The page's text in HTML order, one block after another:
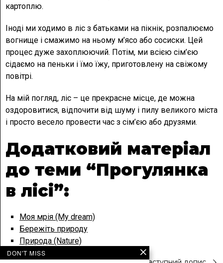
картоплю.
Іноді ми ходимо в ліс з батьками на пікнік, розпалюємо
вогнище і смажимо на ньому м’ясо або сосиски. Цей
процес дуже захоплюючий. Потім, ми всією сім’єю
сідаємо на пеньки і їмо їжу, приготовлену на свіжому
повітрі.
На мій погляд, ліс – це прекрасне місце, де можна
оздоровитися, відпочити від шуму і пилу великого міста
і просто весело провести час з сім’єю або друзями.
Додатковий матеріал
до теми “Прогулянка
в лісі”:
Моя мрія (My dream)
Бережіть природу
Природа (Nature)
DON'T MISS